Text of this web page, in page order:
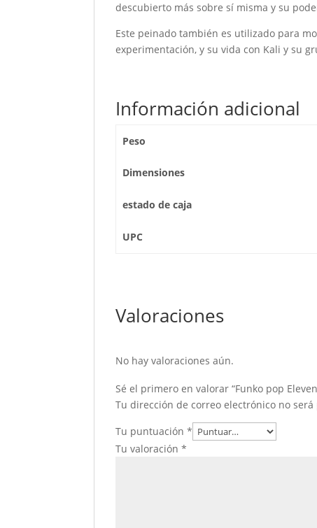
descubierto más sobre sí misma y su
Este peinado también es utilizado para
experimentación, y su vida con Kali y su
Información adicional
Peso
Dimensiones
estado de caja
UPC
Valoraciones
No hay valoraciones aún.
Sé el primero en valorar “Funko pop
Tu dirección de correo electrónico no
Tu puntuación*
Tu valoración*